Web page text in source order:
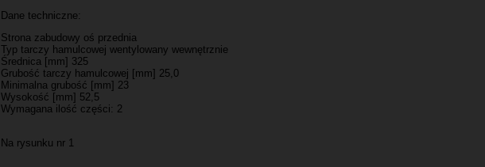
Dane techniczne:
Strona zabudowy oś przednia
Typ tarczy hamulcowej wentylowany wewnętrznie
Średnica [mm] 325
Grubość tarczy hamulcowej [mm] 25,0
Minimalna grubość [mm] 23
Wysokość [mm] 52,5
Wymagana ilość części: 2
Na rysunku nr 1